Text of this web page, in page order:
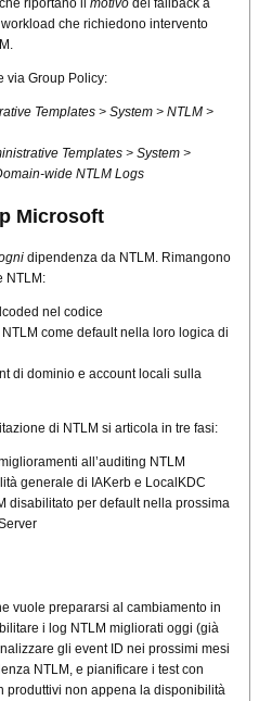
riportano il motivo del fallback a
che richiedono intervento
via Group Policy:
Templates > System > NTLM >
Templates > System >
wide NTLM Logs
Microsoft
dipendenza da NTLM. Rimangono
NTLM:
nel codice
come default nella loro logica di
di dominio e account locali sulla
di NTLM si articola in tre fasi:
all’auditing NTLM
generale di IAKerb e LocalKDC
disabilitato per default nella prossima
vuole prepararsi al cambiamento in
i log NTLM migliorati oggi (già
gli event ID nei prossimi mesi
NTLM, e pianificare i test con
produttivi non appena la disponibilità